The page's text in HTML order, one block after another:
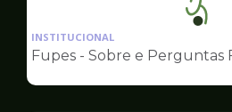
da
INSTITUCIONAL
Fupes - Sobre e Perguntas